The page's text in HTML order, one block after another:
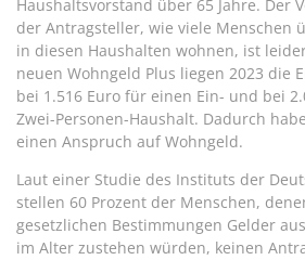
Haushaltsvorstand über 65 Jahre. Der
der Antragsteller, wie viele Menschen
in diesen Haushalten wohnen, ist
neuen Wohngeld Plus liegen 2023 die
bei 1.516 Euro für einen Ein- und bei
Zwei-Personen-Haushalt. Dadurch
einen Anspruch auf Wohngeld.
Laut einer Studie des Instituts der
stellen 60 Prozent der Menschen,
gesetzlichen Bestimmungen Gelder
im Alter zustehen würden, keinen